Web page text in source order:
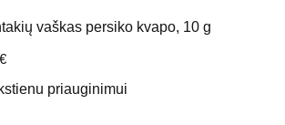
vaškas persiko kvapo, 10 g
€